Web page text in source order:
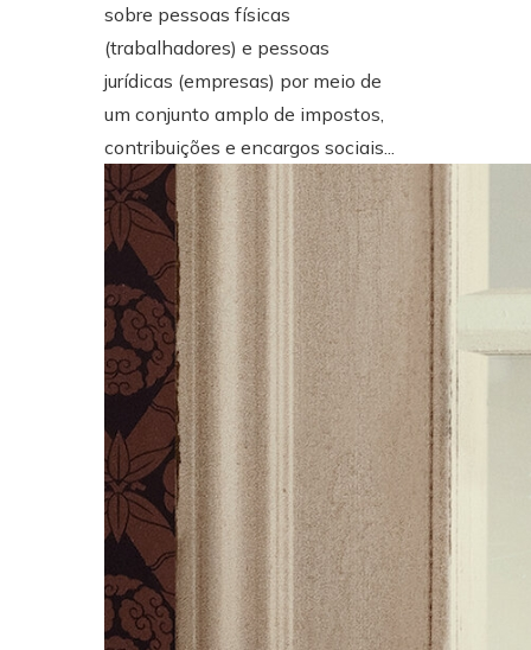
sobre pessoas físicas
(trabalhadores) e pessoas
jurídicas (empresas) por meio de
um conjunto amplo de impostos,
contribuições e encargos sociais...